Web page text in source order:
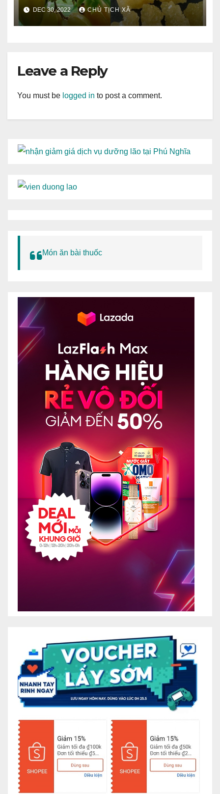
DEC 30, 2022 CHỦ TỊCH XÃ
Leave a Reply
You must be logged in to post a comment.
Món ăn bài thuốc